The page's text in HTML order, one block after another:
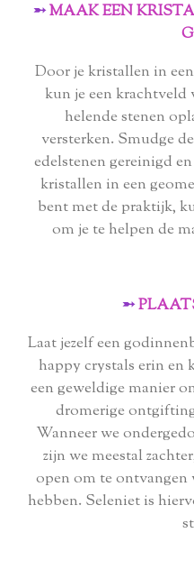
➵MAAK EEN
Door je kristallen in
kun je een krachtveld
helende stenen
versterken. Smudge
edelstenen gereinigd
kristallen in een
bent met de praktijk,
om je te helpen de
➵
Laat jezelf een
happy crystals erin en
een geweldige manier
dromerige
Wanneer we
zijn we meestal
open om te ontvangen
hebben. Seleniet is